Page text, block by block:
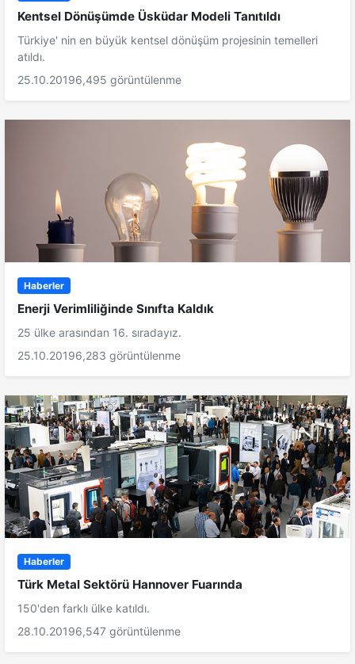
Kentsel Dönüşümde Üsküdar Modeli Tanıtıldı
Türkiye' nin en büyük kentsel dönüşüm projesinin temelleri
atıldı.
25.10.20196,495 görüntülenme
Haberler
Enerji Verimliliğinde Sınıfta Kaldık
25 ülke arasından 16. sıradayız.
25.10.20196,283 görüntülenme
Haberler
Türk Metal Sektörü Hannover Fuarında
150'den farklı ülke katıldı.
28.10.20196,547 görüntülenme